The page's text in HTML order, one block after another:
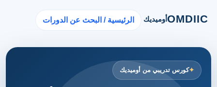
OMDIICأوميديك الرئيسية / البحث عن الدورات
كورس تدريبي من أوميديك